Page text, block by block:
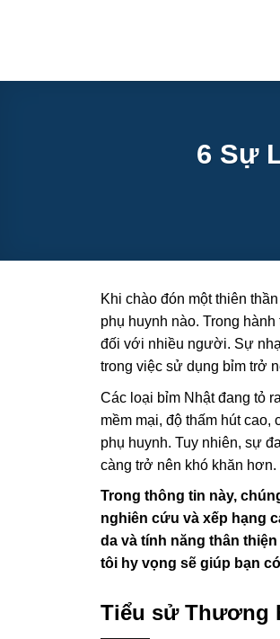
dung
6 Sự
Khi chào đón một thiên
phụ huynh nào. Trong
đối với nhiều người. Sự
trong việc sử dụng bỉm trở
Các loại bỉm Nhật đang tỏ
mềm mại, độ thấm hút
phụ huynh. Tuy nhiên, sự
càng trở nên khó khăn hơn.
Trong thông tin này,
nghiên cứu và xếp hạng
da và tính năng thân
tôi hy vọng sẽ giúp bạn
Tiểu sử Thương